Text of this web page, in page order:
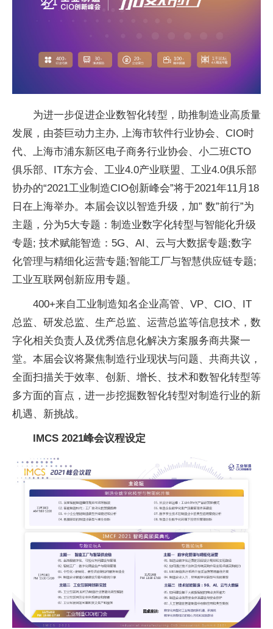
为进一步促进企业数智化转型，助推制造业高质量
发展，由荟巨动力主办, 上海市软件行业协会、CIO时
代、上海市浦东新区电子商务行业协会、小二班CTO
俱乐部、IT东方会、工业4.0产业联盟、工业4.0俱乐部
协办的“2021工业制造CIO创新峰会”将于2021年11月18
日在上海举办。本届会议以智造升级，加” 数”前行”为
主题，分为5大专题：制造业数字化转型与智能化升级
专题; 技术赋能智造：5G、AI、云与大数据专题;数字
化管理与精细化运营专题;智能工厂与智慧供应链专题;
工业互联网创新应用专题。
400+来自工业制造知名企业高管、VP、CIO、IT
总监、研发总监、生产总监、运营总监等信息技术，数
字化相关负责人及优秀信息化解决方案服务商共聚一
堂。本届会议将聚焦制造行业现状与问题、共商共议，
全面扫描关于效率、创新、增长、技术和数智化转型等
多方面的盲点，进一步挖掘数智化转型对制造行业的新
机遇、新挑战。
IMCS 2021峰会议程设定